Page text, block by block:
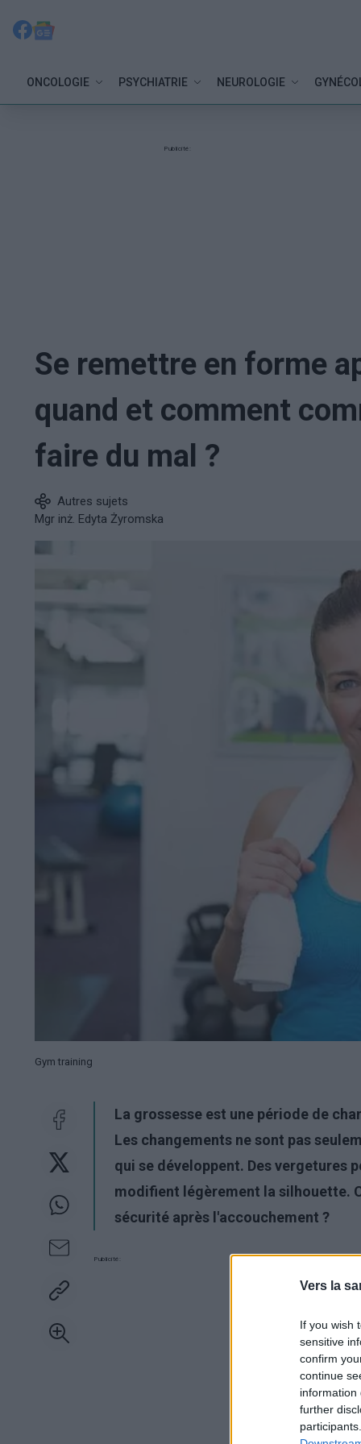
Vers la
If you wish
sensitive
confirm
continue
information
further
ONCOLOGIE PSYCHIATRIE NEUROLOGIE
Publicité:
Se remettre en forme
quand et comment
faire du mal ?
Autres sujets
Mgr inż. Edyta Żyromska
Gym training
La grossesse est une période de
Les changements ne sont pas
qui se développent. Des vergetures
modifient légèrement la silhouette.
sécurité après l'accouchement ?
Publicité: